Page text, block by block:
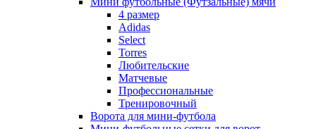
4 размер
Adidas
Select
Torres
Любительские
Матчевые
Профессиональные
Тренировочный
Ворота для мини-футбола